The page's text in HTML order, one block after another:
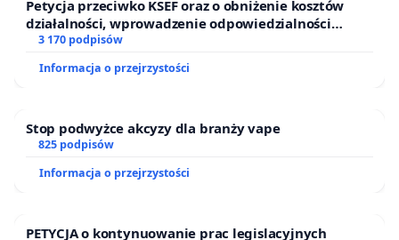
Petycja przeciwko KSEF oraz o obniżenie kosztów
działalności, wprowadzenie odpowiedzialności
finansowej kluczowych urzędników i sędziów
3 170 podpisów
Informacja o przejrzystości
Stop podwyżce akcyzy dla branży vape
825 podpisów
Informacja o przejrzystości
PETYCJA o kontynuowanie prac legislacyjnych